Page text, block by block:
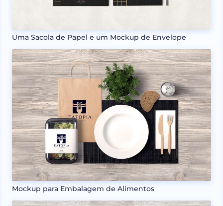
Uma Sacola de Papel e um Mockup de Envelope
Mockup para Embalagem de Alimentos